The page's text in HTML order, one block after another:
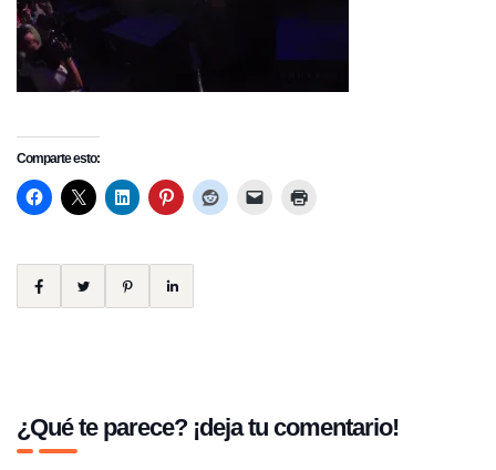
Comparte esto:
¿Qué te parece? ¡deja tu comentario!